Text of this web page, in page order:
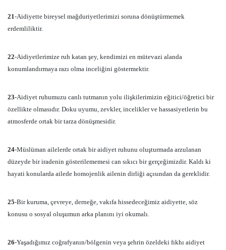
21-Aidiyette bireysel mağduriyetlerimizi soruna dönüştürmemek
erdemliliktir.
22-Aidiyetlerimize ruh katan şey, kendimizi en mütevazi alanda
konumlandırmaya razı olma inceliğini göstermektir.
23-Aidiyet ruhumuzu canlı tutmanın yolu ilişkilerimizin eğitici/öğretici bir
özellikte olmasıdır. Doku uyumu, zevkler, incelikler ve hassasiyetlerin bu
atmosferde ortak bir tarza dönüşmesidir.
24-Müslüman ailelerde ortak bir aidiyet ruhunu oluşturmada arzulanan
düzeyde bir iradenin gösterilememesi can sıkıcı bir gerçeğimizdir. Kaldı ki
hayati konularda ailede homojenlik ailenin dirliği açısından da gereklidir.
25-Bir kuruma, çevreye, derneğe, vakıfa hissedeceğimiz aidiyette, söz
konusu o sosyal oluşumun arka planını iyi okumalı.
26-Yaşadığımız coğrafyanın/bölgenin veya şehrin özeldeki fıkhı aidiyet